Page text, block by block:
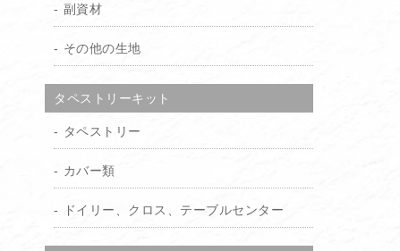
副資材
その他の生地
タペストリーキット
タペストリー
カバー類
ドイリー、クロス、テーブルセンター